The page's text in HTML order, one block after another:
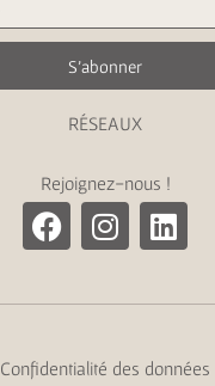
S'abonner
RÉSEAUX
Rejoignez-nous !
Confidentialité des données